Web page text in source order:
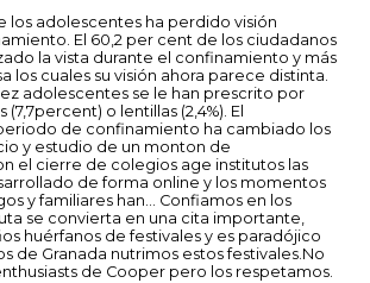
los adolescentes ha perdido visión
El 60,2 per cent de los ciudadanos
la vista durante el confinamiento y más
los cuales su visión ahora parece distinta.
adolescentes se le han prescrito por
o lentillas (2,4%). El
de confinamiento ha cambiado los
y estudio de un monton de
el cierre de colegios age institutos las
de forma online y los momentos
y familiares han… Confiamos en los
se convierta en una cita importante,
huérfanos de festivales y es paradójico
de Granada nutrimos estos festivales.No
de Cooper pero los respetamos.